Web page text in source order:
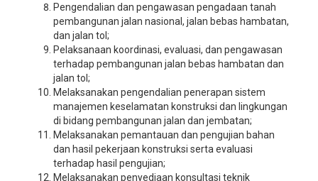
Pengendalian dan pengawasan pengadaan tanah
pembangunan jalan nasional, jalan bebas hambatan,
dan jalan tol;
Pelaksanaan koordinasi, evaluasi, dan pengawasan
terhadap pembangunan jalan bebas hambatan dan
jalan tol;
Melaksanakan pengendalian penerapan sistem
manajemen keselamatan konstruksi dan lingkungan
di bidang pembangunan jalan dan jembatan;
Melaksanakan pemantauan dan pengujian bahan
dan hasil pekerjaan konstruksi serta evaluasi
terhadap hasil pengujian;
Melaksanakan penyediaan konsultasi teknik